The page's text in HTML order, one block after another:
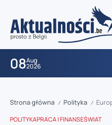
08Aug
2026
Strona główna / Polityka / Europejski
POLITYKAPRACA I FINANSEŚWIAT